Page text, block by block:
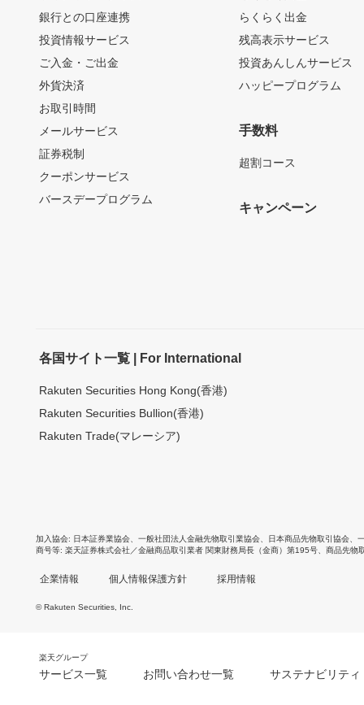
銀行との口座連携
投資情報サービス
ご入金・ご出金
外貨決済
お取引時間
メールサービス
証券税制
クーポンサービス
バースデープログラム
らくらく出金
残高表示サービス
投資あんしんサービス
ハッピープログラム
手数料
超割コース
キャンペーン
各国サイト一覧 | For International
Rakuten Securities Hong Kong(香港)
Rakuten Securities Bullion(香港)
Rakuten Trade(マレーシア)
加入協会 日本証券業協会 一般社団法人金融先物取引業協会 日本商品先物取引協会
商号等 楽天証券株式会社／金融商品取引業者 関東財務局長（金商）第195号、商品先物
企業情報 個人情報保護方針 採用情報
© Rakuten Securities, Inc.
楽天グループ
サービス一覧 お問い合わせ一覧 サステナビリティ